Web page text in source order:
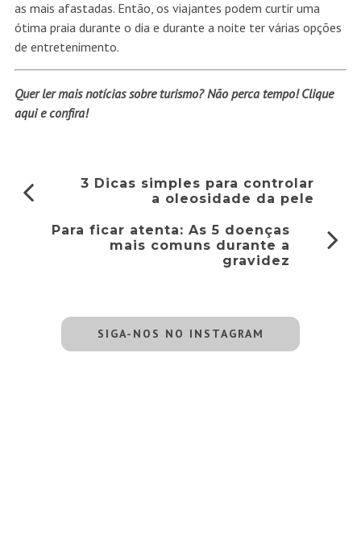
as mais afastadas. Então, os viajantes podem curtir uma
ótima praia durante o dia e durante a noite ter várias opções
de entretenimento.
Quer ler mais notícias sobre turismo? Não perca tempo!Clique
aquie confira!
3 Dicas simples para controlar
a oleosidade da pele
Para ficar atenta: As 5 doenças
mais comuns durante a
gravidez
SIGA-NOS NO INSTAGRAM